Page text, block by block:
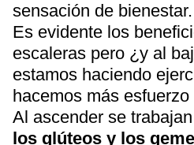
sensación de bienestar.
Es evidente los
escaleras pero ¿y al
estamos haciendo
hacemos más
Al ascender se
los glúteos y los